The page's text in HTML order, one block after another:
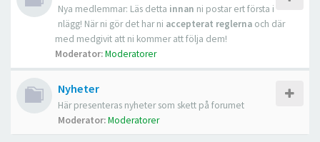
Nya medlemmar: Läs detta innan ni postar ert första i
nlägg! När ni gör det har ni accepterat reglerna och där
med medgivit att ni kommer att följa dem!
Moderator:Moderatorer
Nyheter
Här presenteras nyheter som skett på forumet
Moderator:Moderatorer